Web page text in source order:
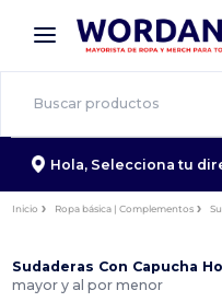
× App de Wordans
¡Mejores precios en
Hola, Selecciona tu
Inicio Ropa básica | Complementos
Sudaderas Con Capucha
mayor y al por menor